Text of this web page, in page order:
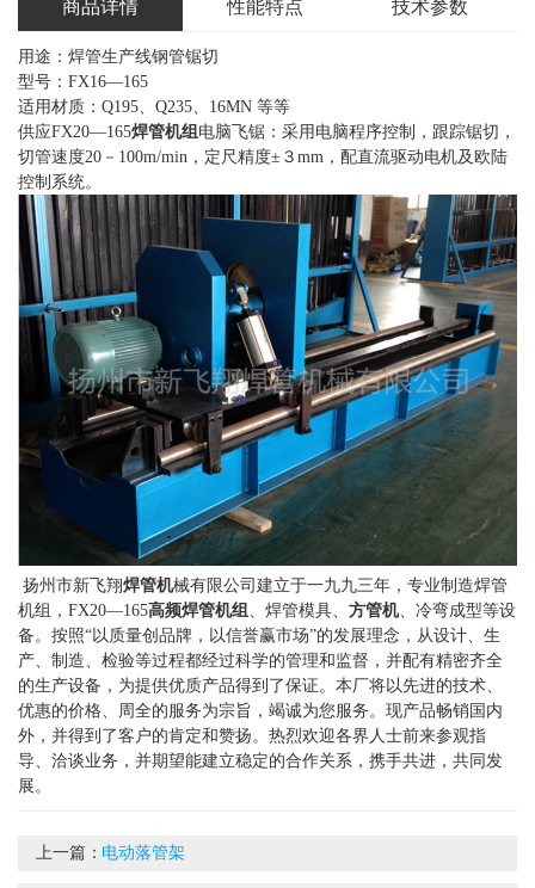
商品详情 性能特点 技术参数
用途：焊管生产线钢管锯切
型号：FX16—165
适用材质：Q195、Q235、16MN 等等
供应FX20—165焊管机组 电脑飞锯：采用电脑程序控制，跟踪锯切，
切管速度20－100m/min，定尺精度±３mm，配直流驱动电机及欧陆
控制系统。
扬州市新飞翔焊管机械有限公司建立于一九九三年，专业制造焊管
机组，FX20—165高频焊管机组、焊管模具、 方管机、冷弯成型等设
备。按照“以质量创品牌，以信誉赢市场”的发展理念，从设计、生
产、制造、检验等过程都经过科学的管理和监督，并配有精密齐全
的生产设备，为提供优质产品得到了保证。本厂将以先进的技术、
优惠的价格、周全的服务为宗旨，竭诚为您服务。现产品畅销国内
外，并得到了客户的肯定和赞扬。热烈欢迎各界人士前来参观指
导、洽谈业务，并期望能建立稳定的合作关系，携手共进，共同发
展。
上一篇： 电动落管架